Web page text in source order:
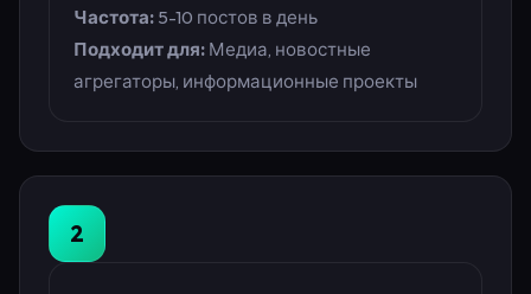
Частота: 5-10 постов в день
Подходит для: Медиа, новостные
агрегаторы, информационные проекты
2